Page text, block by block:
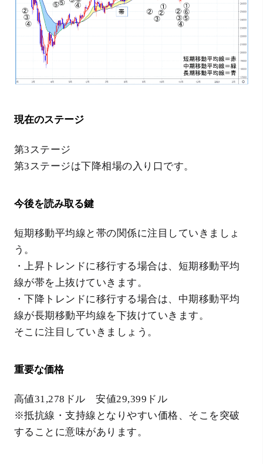
現在のステージ
第3ステージ
第3ステージは下降相場の入り口です。
今後を読み取る鍵
短期移動平均線と帯の関係に注目していきましょ
う。
・上昇トレンドに移行する場合は、短期移動平均
線が帯を上抜けていきます。
・下降トレンドに移行する場合は、中期移動平均
線が長期移動平均線を下抜けていきます。
そこに注目していきましょう。
重要な価格
高値31,278ドル 安値29,399ドル
※抵抗線・支持線となりやすい価格、そこを突破
することに意味があります。